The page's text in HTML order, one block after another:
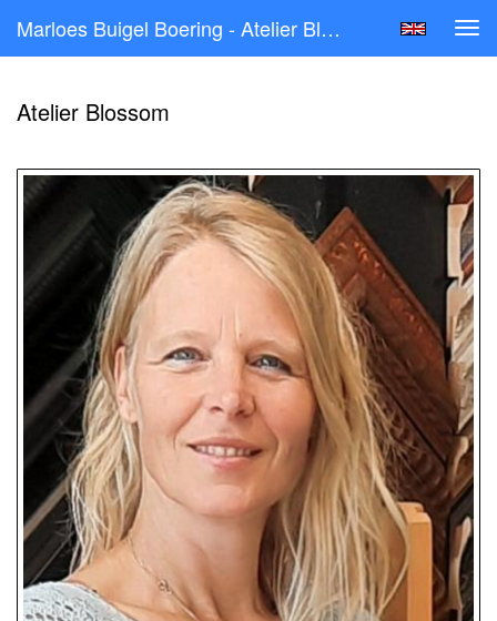
Marloes Buigel Boering - Atelier Blossom
Atelier Blossom